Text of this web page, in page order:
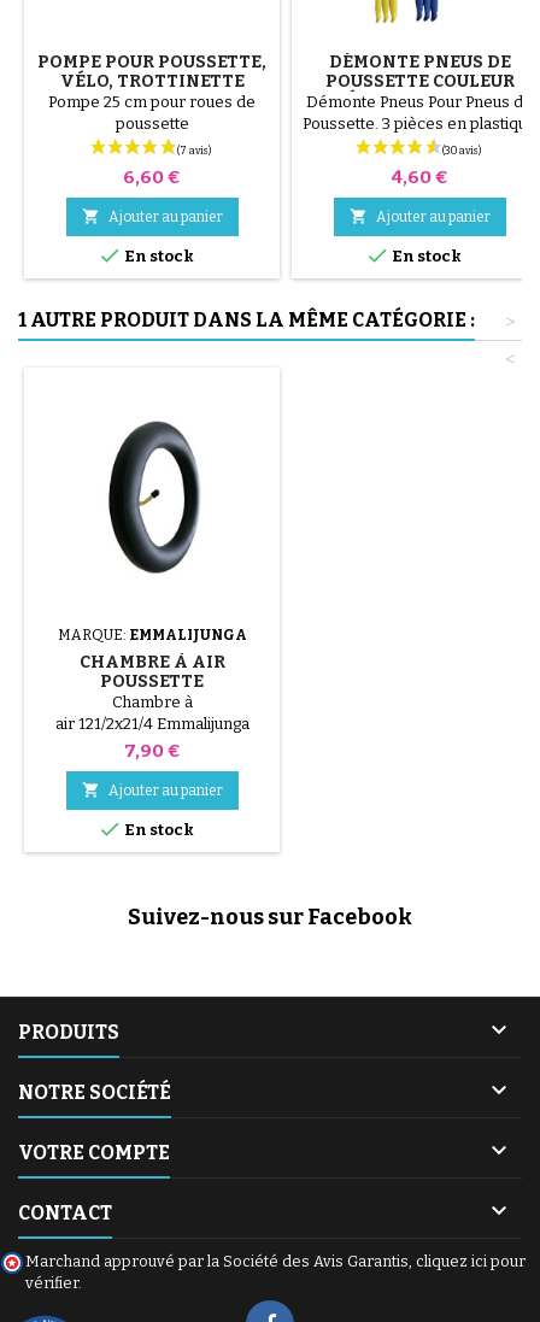
POMPE POUR POUSSETTE,
VÉLO, TROTTINETTE
Pompe 25 cm pour roues de
poussette
Prix
6,60 €
 Ajouter au panier
 En stock
DÉMONTE PNEUS DE
POUSSETTE COULEUR
ALÉATOIRE 1 LOT DE 3
PIÈCES
Démonte Pneus Pour Pneus de
Poussette. 3 pièces en plastique
de haute qualité, couleur
aléatoire, noir, rouge, vert,
jaune et bleu ou 3 pièces en
acier ( gris ) Le montage du
uniquement à la main, cela évite
de percer la chambre à air.
Prix
4,60 €
 Ajouter au panier
 En stock
1 AUTRE PRODUIT DANS LA MÊME CATÉGORIE :
>
<
MARQUE: EMMALIJUNGA
CHAMBRE À AIR
POUSSETTE
EMMALIJUNGA
Chambre à
air 121/2x21/4 Emmalijunga
Prix
7,90 €
 Ajouter au panier
 En stock
Suivez-nous sur Facebook
PRODUITS 
NOTRE SOCIÉTÉ 
VOTRE COMPTE 
CONTACT 
Marchand approuvé par la Société des Avis Garantis, cliquez ici pour
vérifier.